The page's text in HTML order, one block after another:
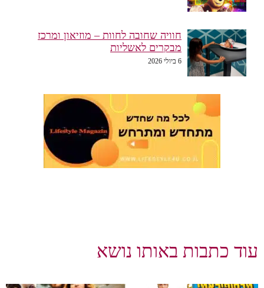
חוויה שחובה לחוות – מוזיאון ומרכז
מבקרים לאשליות
6 ביולי 2026
כתבות באותו נושא